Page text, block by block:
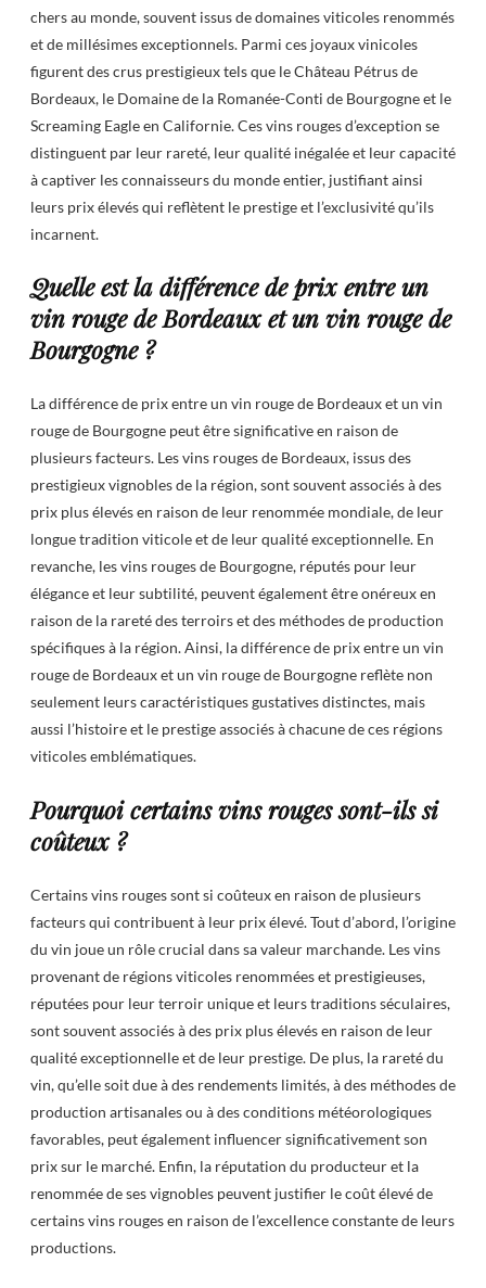
chers au monde, souvent issus de domaines viticoles renommés
et de millésimes exceptionnels. Parmi ces joyaux vinicoles
figurent des crus prestigieux tels que le Château Pétrus de
Bordeaux, le Domaine de la Romanée-Conti de Bourgogne et le
Screaming Eagle en Californie. Ces vins rouges d’exception se
distinguent par leur rareté, leur qualité inégalée et leur capacité
à captiver les connaisseurs du monde entier, justifiant ainsi
leurs prix élevés qui reflètent le prestige et l’exclusivité qu’ils
incarnent.
Quelle est la différence de prix entre un
vin rouge de Bordeaux et un vin rouge de
Bourgogne ?
La différence de prix entre un vin rouge de Bordeaux et un vin
rouge de Bourgogne peut être significative en raison de
plusieurs facteurs. Les vins rouges de Bordeaux, issus des
prestigieux vignobles de la région, sont souvent associés à des
prix plus élevés en raison de leur renommée mondiale, de leur
longue tradition viticole et de leur qualité exceptionnelle. En
revanche, les vins rouges de Bourgogne, réputés pour leur
élégance et leur subtilité, peuvent également être onéreux en
raison de la rareté des terroirs et des méthodes de production
spécifiques à la région. Ainsi, la différence de prix entre un vin
rouge de Bordeaux et un vin rouge de Bourgogne reflète non
seulement leurs caractéristiques gustatives distinctes, mais
aussi l’histoire et le prestige associés à chacune de ces régions
viticoles emblématiques.
Pourquoi certains vins rouges sont-ils si
coûteux ?
Certains vins rouges sont si coûteux en raison de plusieurs
facteurs qui contribuent à leur prix élevé. Tout d’abord, l’origine
du vin joue un rôle crucial dans sa valeur marchande. Les vins
provenant de régions viticoles renommées et prestigieuses,
réputées pour leur terroir unique et leurs traditions séculaires,
sont souvent associés à des prix plus élevés en raison de leur
qualité exceptionnelle et de leur prestige. De plus, la rareté du
vin, qu’elle soit due à des rendements limités, à des méthodes de
production artisanales ou à des conditions météorologiques
favorables, peut également influencer significativement son
prix sur le marché. Enfin, la réputation du producteur et la
renommée de ses vignobles peuvent justifier le coût élevé de
certains vins rouges en raison de l’excellence constante de leurs
productions.